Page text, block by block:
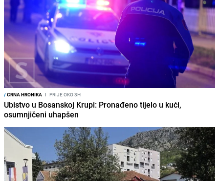
/CRNA HRONIKA I PRIJE OKO 3H
Ubistvo u Bosanskoj Krupi: Pronađeno tijelo u kući,
osumnjičeni uhapšen